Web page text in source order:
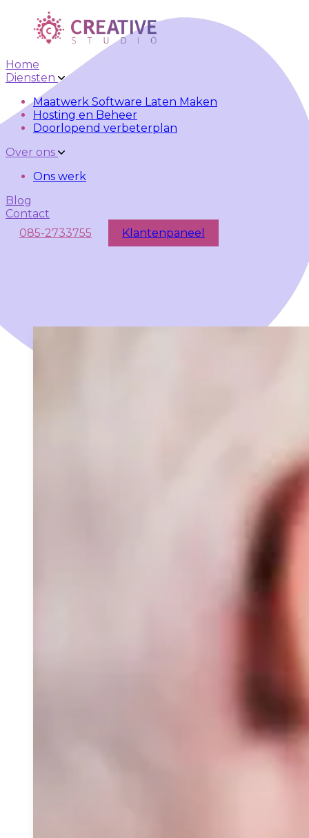
Skip to main content Skip to navigation
Home
Diensten
Maatwerk Software Laten Maken
Hosting en Beheer
Doorlopend verbeterplan
Over ons
Ons werk
Blog
Contact
085-2733755
Klantenpaneel